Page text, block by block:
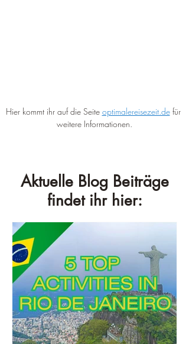
Hier kommt ihr auf die Seite optimalereisezeit.de für
weitere Informationen.
Aktuelle Blog Beiträge
findet ihr hier: